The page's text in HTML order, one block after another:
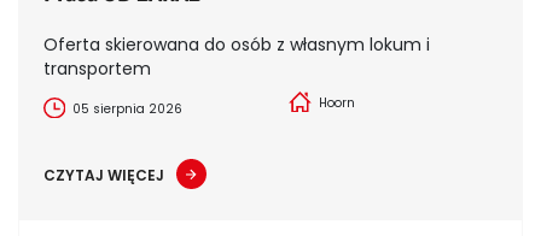
Oferta skierowana do osób z własnym lokum i
transportem
05 sierpnia 2026 Hoorn
CZYTAJ WIĘCEJ